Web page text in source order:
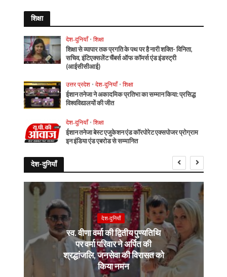
शिक्षा
देश-दुनियाँ • शिक्षा
शिक्षा से व्यापार तक प्रगति के पथ पर है नारी शक्ति- विनिता,
सचिव, इंटिएक्सलेंट चैंबर्स ऑफ कॉमर्स एंड इंडस्ट्री
(आईसीसीआई)
उत्तर प्रदेश • देश-दुनियाँ • शिक्षा
ईशान तनेजा ने अकादमिक प्रतिभा का सम्मान किया: प्रसिद्ध
विश्वविद्यालयों की जीत
देश-दुनियाँ • शिक्षा
ईशान तनेजा बेस्ट एजुकेशन एंड कॉरपोरेट एक्सपोजर प्रोग्राम
इन इंडिया एंड एबरोड से सम्मानित
देश-दुनियाँ
देश-दुनियाँ
स्व. वीणा वर्मा की द्वितीय पुण्यतिथि
पर वर्मा परिवार ने अर्पित की
श्रद्धांजलि, जनसेवा की विरासत को
किया नमन